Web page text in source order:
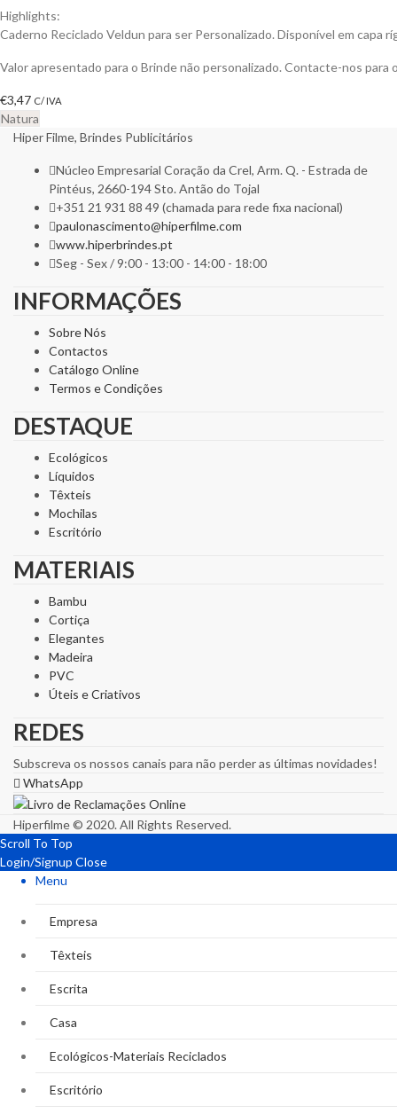
Highlights:
Caderno Reciclado Veldun para ser Personalizado. Disponível em capa
Valor apresentado para o Brinde não personalizado. Contacte-nos
€3,47 C/ IVA
Natura
Hiper Filme, Brindes Publicitários
Núcleo Empresarial Coração da Crel, Arm. Q. - Estrada de
Pintéus, 2660-194 Sto. Antão do Tojal
+351 21 931 88 49 (chamada para rede fixa nacional)
paulonascimento@hiperfilme.com
www.hiperbrindes.pt
Seg - Sex / 9:00 - 13:00 - 14:00 - 18:00
INFORMAÇÕES
Sobre Nós
Contactos
Catálogo Online
Termos e Condições
DESTAQUE
Ecológicos
Líquidos
Têxteis
Mochilas
Escritório
MATERIAIS
Bambu
Cortiça
Elegantes
Madeira
PVC
Úteis e Criativos
REDES
Subscreva os nossos canais para não perder as últimas novidades!
WhatsApp
Hiperfilme © 2020. All Rights Reserved.
Scroll To Top
Login/Signup Close
Menu
Empresa
Têxteis
Escrita
Casa
Ecológicos-Materiais Reciclados
Escritório